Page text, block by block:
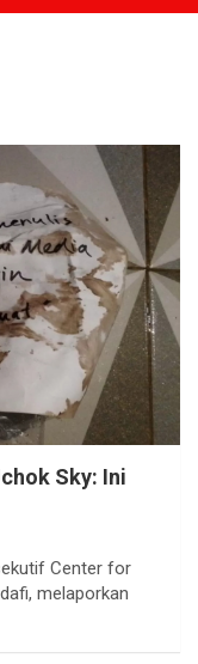
Sky: Ini
Center for
melaporkan